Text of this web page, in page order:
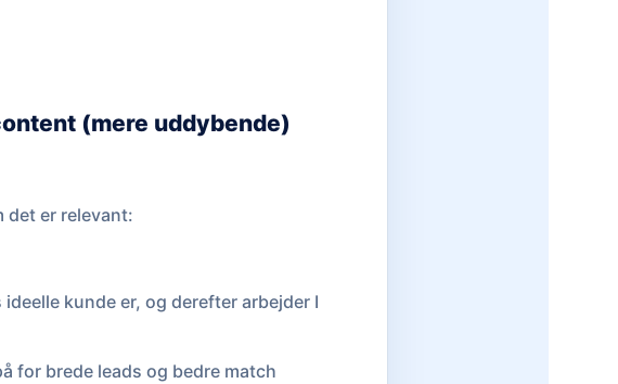
(mere uddybende)
det er relevant:
kunde er, og derefter arbejder I
for brede leads og bedre match